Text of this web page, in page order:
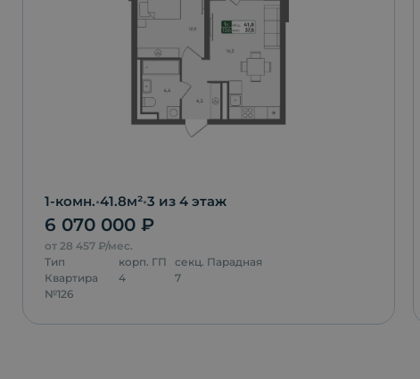
1-комн.•41.8м²•3 из 4 этаж
6 070 000 ₽
от 28 457 ₽/мес.
Тип
Квартира
корп. ГП
4
секц. Парадная
7
№126